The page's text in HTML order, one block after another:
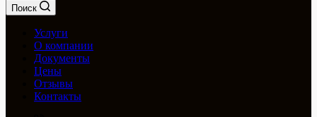
Поиск
Услуги
О компании
Документы
Цены
Отзывы
Контакты